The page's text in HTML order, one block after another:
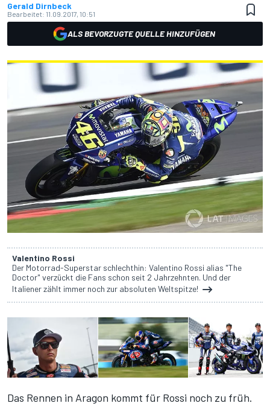
Gerald Dirnbeck
Bearbeitet: 11.09.2017, 10:51
ALS BEVORZUGTE QUELLE HINZUFÜGEN
Valentino Rossi
Der Motorrad-Superstar schlechthin: Valentino Rossi alias "The
Doctor" verzückt die Fans schon seit 2 Jahrzehnten. Und der
Italiener zählt immer noch zur absoluten Weltspitze!
Das Rennen in Aragon kommt für Rossi noch zu früh.